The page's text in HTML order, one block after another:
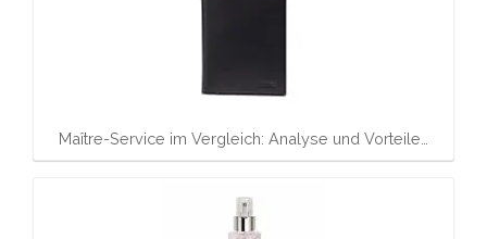
Maître-Service im Vergleich: Analyse und Vorteile…